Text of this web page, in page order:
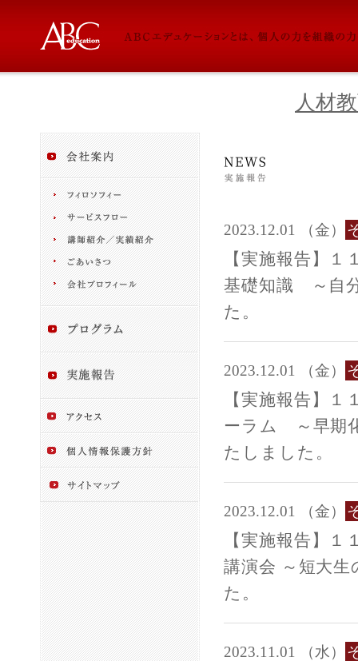
人材
2023.12.01 （金）
【実施報告】
基礎知識 ～自
た。
2023.12.01 （金）
【実施報告】
ーラム ～早期
たしました。
2023.12.01 （金）
【実施報告】
講演会 ～短大
た。
2023.11.01 （水）